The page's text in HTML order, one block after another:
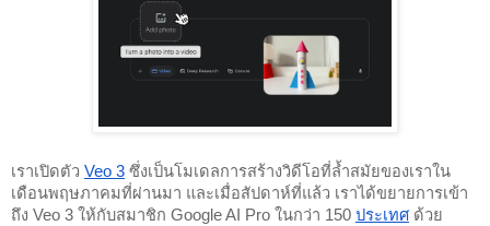
เราเปิดตัว Veo 3 ซึ่งเป็นโมเดลการสร้างวิดีโอที่ล้ำสมัยของเราใน
เดือนพฤษภาคมที่ผ่านมา และเมื่อสัปดาห์ที่แล้ว เราได้ขยายการเข้า
ถึง Veo 3 ให้กับสมาชิก Google AI Pro ในกว่า 150 ประเทศ ด้วย